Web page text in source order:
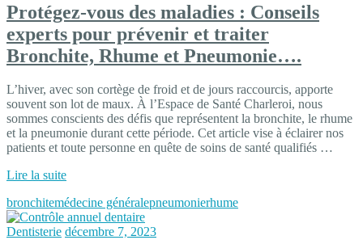
Protégez-vous des maladies : Conseils
experts pour prévenir et traiter
Bronchite, Rhume et Pneumonie….
L’hiver, avec son cortège de froid et de jours raccourcis, apporte
souvent son lot de maux. À l’Espace de Santé Charleroi, nous
sommes conscients des défis que représentent la bronchite, le rhume
et la pneumonie durant cette période. Cet article vise à éclairer nos
patients et toute personne en quête de soins de santé qualifiés …
Lire la suite
bronchitemédecine généralepneumonierhume
Dentisterie décembre 7, 2023